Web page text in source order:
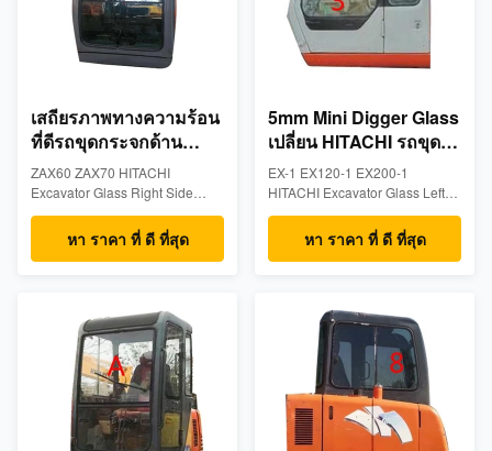
เสถียรภาพทางความร้อน
ที่ดีรถขุดกระจกด้าน
ขวากระจกนิรภัยขนาด
ใหญ่
ZAX60 ZAX70 HITACHI
Excavator Glass Right Side
NO.7 Big Tempered
GlassProduct
DescriptionsTempered
Measurements: 5mm thick,
1485mm wide, 1130mm height-
Position:Right Side NO.7 Big -
Packge details: Wooden box
included/foam between the
glass...
หา ราคา ที่ ดี ที่สุด
5mm Mini Digger Glass
เปลี่ยน HITACHI รถขุด
Cab Glass
EX-1 EX120-1 EX200-1
HITACHI Excavator Glass Left
Door Lower Position NO.3
Tempered Glass Product
DescriptionsTempered
EX200-1- Measurements: 5mm
thick, 887mm wide, 309mm
height- Position:Lower Position
NO.3- Packge details: Wooden
box ...
หา ราคา ที่ ดี ที่สุด